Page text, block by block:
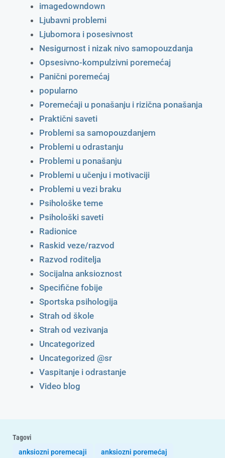
imagedowndown
Ljubavni problemi
Ljubomora i posesivnost
Nesigurnost i nizak nivo samopouzdanja
Opsesivno-kompulzivni poremećaj
Panični poremećaj
popularno
Poremećaji u ponašanju i rizična ponašanja
Praktični saveti
Problemi sa samopouzdanjem
Problemi u odrastanju
Problemi u ponašanju
Problemi u učenju i motivaciji
Problemi u vezi braku
Psihološke teme
Psihološki saveti
Radionice
Raskid veze/razvod
Razvod roditelja
Socijalna anksioznost
Specifične fobije
Sportska psihologija
Strah od škole
Strah od vezivanja
Uncategorized
Uncategorized @sr
Vaspitanje i odrastanje
Video blog
Tagovi
anksiozni poremecaji
anksiozni poremećaj